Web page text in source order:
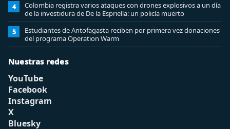
4
Colombia registra varios ataques con drones explosivos a un día
de la investidura de De la Espriella: un policía muerto
5
Estudiantes de Antofagasta reciben por primera vez donaciones
del programa Operation Warm
Nuestras redes
YouTube
Facebook
Instagram
X
Bluesky